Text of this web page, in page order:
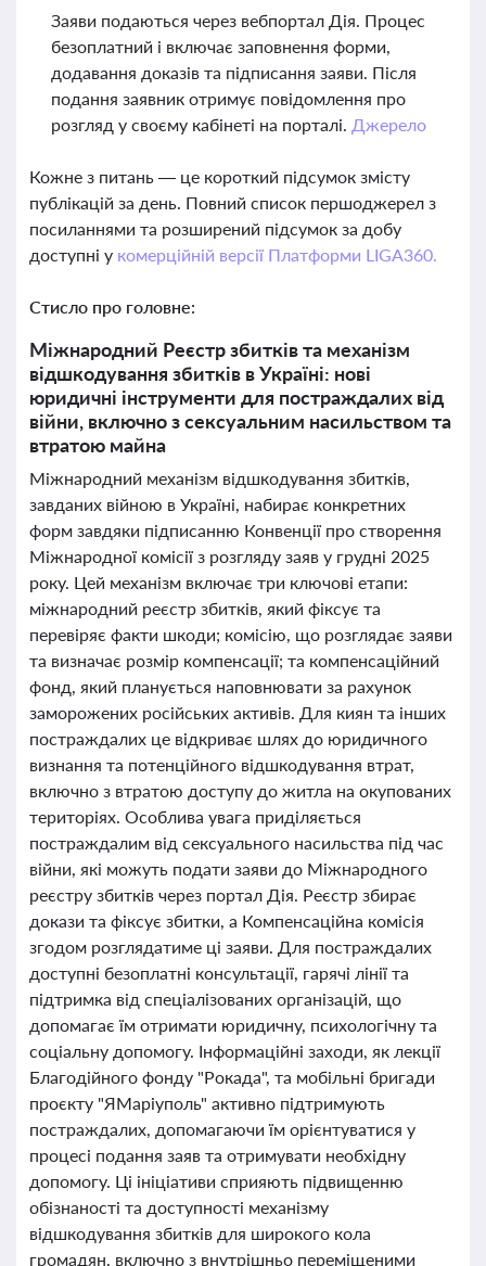
Заяви подаються через вебпортал Дія. Процес
безоплатний і включає заповнення форми,
додавання доказів та підписання заяви. Після
подання заявник отримує повідомлення про
розгляд у своєму кабінеті на порталі. Джерело
Кожне з питань — це короткий підсумок змісту
публікацій за день. Повний список першоджерел з
посиланнями та розширений підсумок за добу
доступні у комерційній версії Платформи LIGA360.
Стисло про головне:
Міжнародний Реєстр збитків та механізм
відшкодування збитків в Україні: нові
юридичні інструменти для постраждалих від
війни, включно з сексуальним насильством та
втратою майна
Міжнародний механізм відшкодування збитків,
завданих війною в Україні, набирає конкретних
форм завдяки підписанню Конвенції про створення
Міжнародної комісії з розгляду заяв у грудні 2025
року. Цей механізм включає три ключові етапи:
міжнародний реєстр збитків, який фіксує та
перевіряє факти шкоди; комісію, що розглядає заяви
та визначає розмір компенсації; та компенсаційний
фонд, який планується наповнювати за рахунок
заморожених російських активів. Для киян та інших
постраждалих це відкриває шлях до юридичного
визнання та потенційного відшкодування втрат,
включно з втратою доступу до житла на окупованих
територіях. Особлива увага приділяється
постраждалим від сексуального насильства під час
війни, які можуть подати заяви до Міжнародного
реєстру збитків через портал Дія. Реєстр збирає
докази та фіксує збитки, а Компенсаційна комісія
згодом розглядатиме ці заяви. Для постраждалих
доступні безоплатні консультації, гарячі лінії та
підтримка від спеціалізованих організацій, що
допомагає їм отримати юридичну, психологічну та
соціальну допомогу. Інформаційні заходи, як лекції
Благодійного фонду "Рокада", та мобільні бригади
проєкту "ЯМаріуполь" активно підтримують
постраждалих, допомагаючи їм орієнтуватися у
процесі подання заяв та отримувати необхідну
допомогу. Ці ініціативи сприяють підвищенню
обізнаності та доступності механізму
відшкодування збитків для широкого кола
громадян, включно з внутрішньо переміщеними